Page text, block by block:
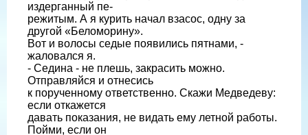
издерганный пе-
режитым. А я курить начал взасос, одну за
другой «Беломорину».
Вот и волосы седые появились пятнами, -
жаловался я.
- Седина - не плешь, закрасить можно.
Отправляйся и отнесись
к порученному ответственно. Скажи Медведеву:
если откажется
давать показания, не видать ему летной работы.
Пойми, если он